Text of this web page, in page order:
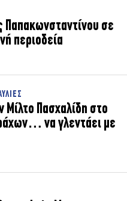
Παπακωνσταντίνου σε
περιοδεία
Μίλτο Πασχαλίδη στο
να γλεντάει με